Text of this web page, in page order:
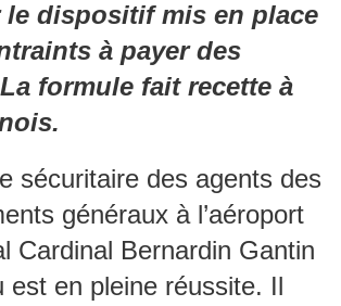
dispositif mis en place
à payer des
formule fait recette à
sécuritaire des agents des
généraux à l’aéroport
Cardinal Bernardin Gantin
est en pleine réussite. Il